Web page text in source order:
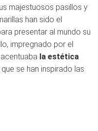
majestuosos pasillos y
han sido el
presentar al mundo su
impregnado por el
la estética
que se han inspirado las